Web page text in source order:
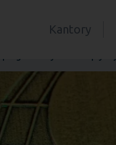
Kantory